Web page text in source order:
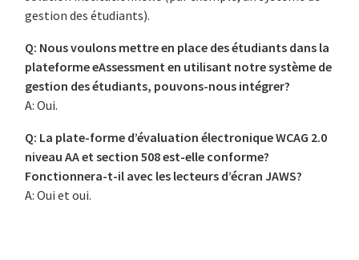
gestion des étudiants).
Q: Nous voulons mettre en place des étudiants dans la
plateforme eAssessment en utilisant notre système de
gestion des étudiants, pouvons-nous intégrer?
A: Oui.
Q: La plate-forme d’évaluation électronique WCAG 2.0
niveau AA et section 508 est-elle conforme?
Fonctionnera-t-il avec les lecteurs d’écran JAWS?
A: Oui et oui.